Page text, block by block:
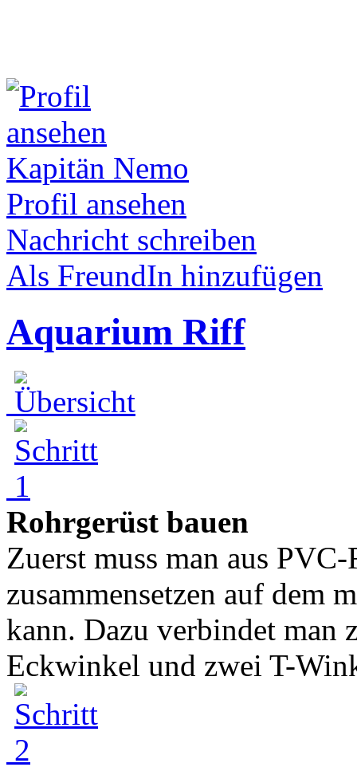
Kapitän Nemo
Profil ansehen
Nachricht schreiben
Als FreundIn hinzufügen
Aquarium Riff
Rohrgerüst bauen
Zuerst muss man aus
zusammensetzen auf dem
kann. Dazu verbindet man
Eckwinkel und zwei T-